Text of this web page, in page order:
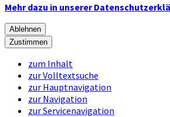
Mehr dazu in unserer
Ablehnen
Zustimmen
zum Inhalt
zur Volltextsuche
zur Hauptnavigation
zur Navigation
zur Servicenavigation